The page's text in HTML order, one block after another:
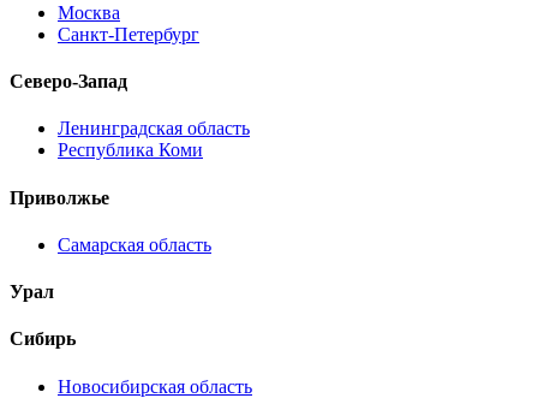
Москва
Санкт-Петербург
Северо-Запад
Ленинградская область
Республика Коми
Приволжье
Самарская область
Урал
Сибирь
Новосибирская область